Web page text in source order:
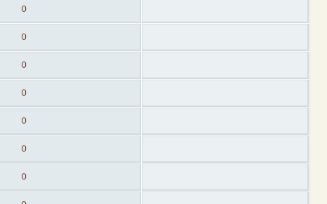
0
0
0
0
0
0
0